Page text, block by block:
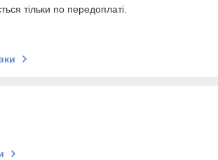
тільки по передоплаті.